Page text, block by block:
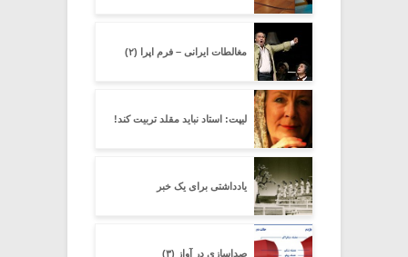
مغالطات ایرانی – فرم اپرا (۲)
لیپت: استاد نباید مقلد تربیت کند!
یادداشتی برای یک خبر
صداسازی در آواز (۳)